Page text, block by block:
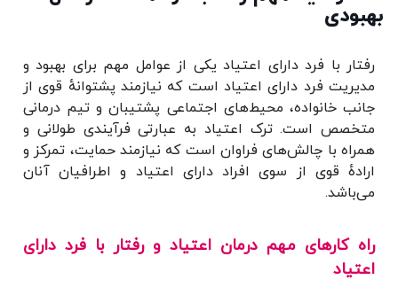
بهبودی
رفتار با فرد دارای اعتیاد یکی از عوامل مهم برای بهبود و
مدیریت فرد دارای اعتیاد است که نیازمند پشتوانهٔ قوی از
جانب خانواده، محیط‌های اجتماعی پشتیبان و تیم درمانی
متخصص است. ترک اعتیاد به عبارتی فرآیندی طولانی و
همراه با چالش‌های فراوان است که نیازمند حمایت، تمرکز و
ارادهٔ قوی از سوی افراد دارای اعتیاد و اطرافیان آنان
می‌باشد.
راه کارهای مهم درمان اعتیاد و رفتار با فرد دارای
اعتیاد